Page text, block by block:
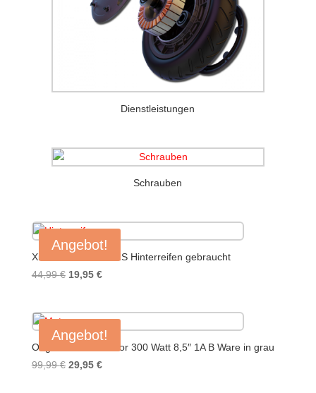
Dienstleistungen
Schrauben
Angebot!
Xiaomi Mi Scooter 1S Hinterreifen gebraucht
44,99€ Ursprünglicher
44,99 €
19,95 €Aktueller
19,95 €.
Angebot!
Original Xiaomi Motor 300 Watt 8,5″ 1A B Ware in grau
99,99€ Ursprünglicher
29,95 €Aktueller